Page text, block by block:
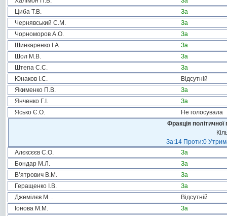
Циба Т.В.
За
Чернявський С.М.
За
Чорноморов А.О.
За
Шинкаренко І.А.
За
Шол М.В.
За
Штепа С.С.
За
Юнаков І.С.
Відсутній
Якименко П.В.
За
Янченко Г.І.
За
Ясько Є.О.
Не голосувала
Фракція
За:14 Проти:0
Алєксєєв С.О.
За
Бондар М.Л.
За
В’ятрович В.М.
За
Геращенко І.В.
За
Джемілєв М. .
Відсутній
Іонова М.М.
За